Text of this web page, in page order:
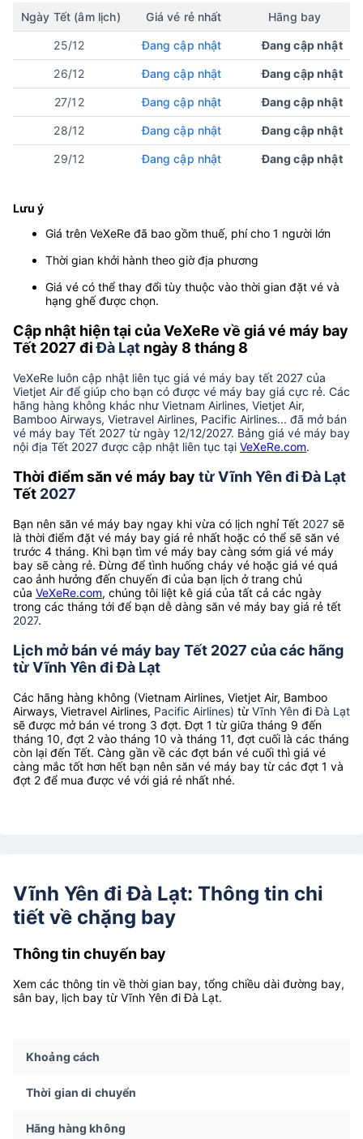
Ngày Tết (âm lịch) Giá vé rẻ nhất Hãng bay
25/12 Đang cập nhật Đang cập nhật
26/12 Đang cập nhật Đang cập nhật
27/12 Đang cập nhật Đang cập nhật
28/12 Đang cập nhật Đang cập nhật
29/12 Đang cập nhật Đang cập nhật
Lưu ý
Giá trên VeXeRe đã bao gồm thuế, phí cho 1 người lớn
Thời gian khởi hành theo giờ địa phương
Giá vé có thể thay đổi tùy thuộc vào thời gian đặt vé và
hạng ghế được chọn.
Cập nhật hiện tại của VeXeRe về giá vé máy bay
Tết 2027 điĐà Lạt ngày 8 tháng 8
VeXeRe luôn cập nhật liên tục giá vé máy bay tết 2027 của
Vietjet Air để giúp cho bạn có được vé máy bay giá cực rẻ. Các
hãng hàng không khác như Vietnam Airlines, Vietjet Air,
Bamboo Airways, Vietravel Airlines, Pacific Airlines... đã mở bán
vé máy bay Tết 2027 từ ngày 12/12/2027. Bảng giá vé máy bay
nội địa Tết 2027 được cập nhật liên tục tại VeXeRe.com.
Thời điểm săn vé máy bay từ Vĩnh Yên đi Đà Lạt
Tết 2027
Bạn nên săn vé máy bay ngay khi vừa có lịch nghỉ Tết 2027 sẽ
là thời điểm đặt vé máy bay giá rẻ nhất hoặc có thể sẽ săn vé
trước 4 tháng. Khi bạn tìm vé máy bay càng sớm giá vé máy
bay sẽ càng rẻ. Đừng để tình huống cháy vé hoặc giá vé quá
cao ảnh hưởng đến chuyến đi của bạn lịch ở trang chủ
của VeXeRe.com, chúng tôi liệt kê giá của tất cả các ngày
trong các tháng tới để bạn dễ dàng săn vé máy bay giá rẻ tết
2027.
Lịch mở bán vé máy bay Tết 2027 của các hãng
từ Vĩnh Yên đi Đà Lạt
Các hãng hàng không (Vietnam Airlines, Vietjet Air, Bamboo
Airways, Vietravel Airlines, Pacific Airlines) từ Vĩnh Yên điĐà Lạt
sẽ được mở bán vé trong 3 đợt. Đợt 1 từ giữa tháng 9 đến
tháng 10, đợt 2 vào tháng 10 và tháng 11, đợt cuối là các tháng
còn lại đến Tết. Càng gần về các đợt bán vé cuối thì giá vé
càng mắc tốt hơn hết bạn nên săn vé máy bay từ các đợt 1 và
đợt 2 để mua được vé với giá rẻ nhất nhé.
Vĩnh Yên đi Đà Lạt: Thông tin chi
tiết về chặng bay
Thông tin chuyến bay
Xem các thông tin về thời gian bay, tổng chiều dài đường bay,
sân bay, lịch bay từ Vĩnh Yên đi Đà Lạt.
Khoảng cách
Thời gian di chuyển
Hãng hàng không